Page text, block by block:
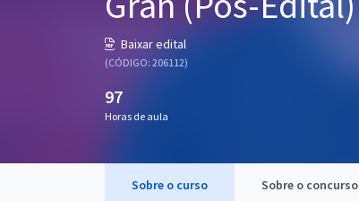
Baixar edital
(CÓDIGO: 206112)
97
Horas de aula
Sobre o curso Sobre o concurso